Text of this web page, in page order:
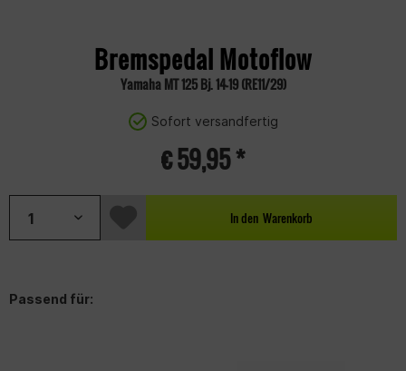
Bremspedal Motoflow
Yamaha MT 125 Bj. 14-19 (RE11/29)
Sofort versandfertig
€ 59,95 *
In den Warenkorb
Passend für: